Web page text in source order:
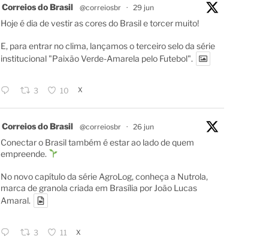
Correios do Brasil @correiosbr · 29 jun
Hoje é dia de vestir as cores do Brasil e torcer muito!
E, para entrar no clima, lançamos o terceiro selo da série
institucional "Paixão Verde-Amarela pelo Futebol".
3 10 X
Correios do Brasil @correiosbr · 26 jun
Conectar o Brasil também é estar ao lado de quem
empreende.
No novo capítulo da série AgroLog, conheça a Nutrola,
marca de granola criada em Brasília por João Lucas
Amaral.
3 11 X